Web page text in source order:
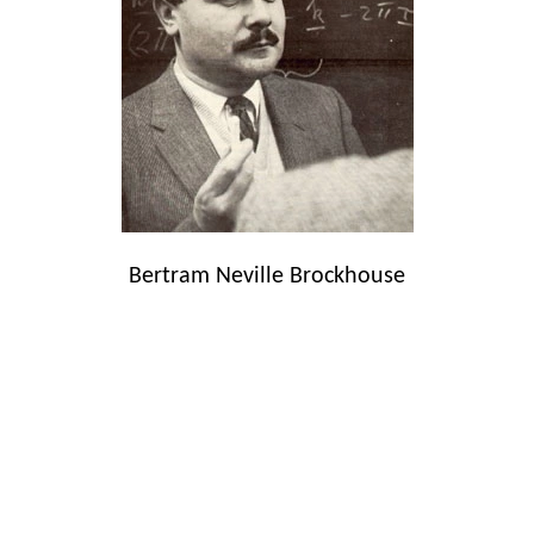
Bertram Neville Brockhouse